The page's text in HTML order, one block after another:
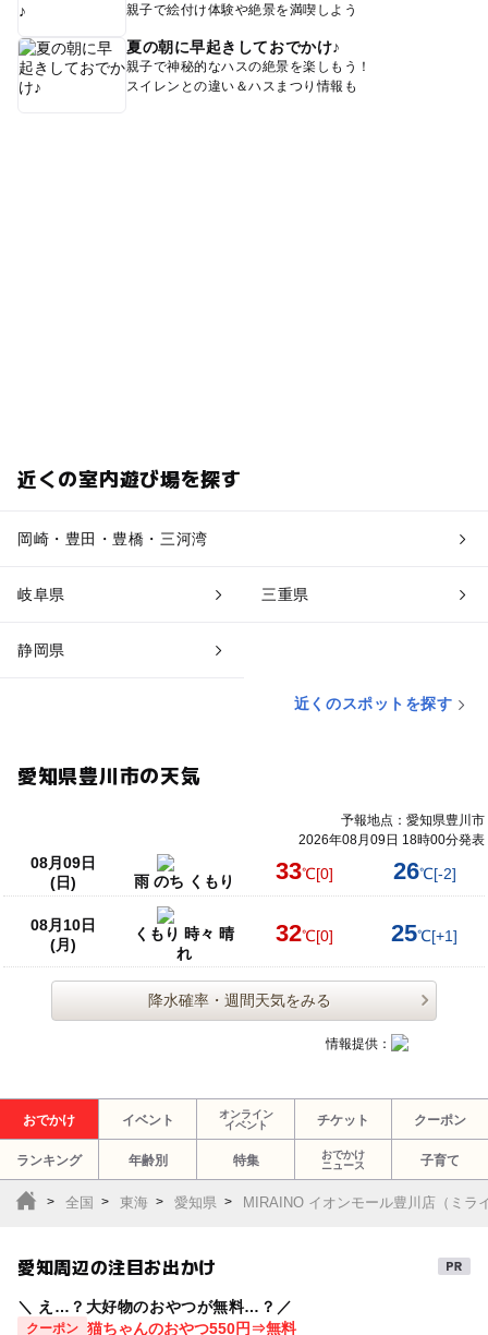
親子で絵付け体験や絶景を満喫しよう
夏の朝に早起きしておでかけ♪
親子で神秘的なハスの絶景を楽しもう！
スイレンとの違い＆ハスまつり情報も
近くの室内遊び場を探す
岡崎・豊田・豊橋・三河湾
岐阜県 三重県
静岡県
近くのスポットを探す
愛知県豊川市の天気
予報地点：愛知県豊川市
2026年08月09日 18時00分発表
08月09日
(日)
雨 のち くもり 33℃[0] 26℃[-2]
08月10日
(月)
くもり 時々 晴
れ
32℃[0] 25℃[+1]
降水確率・週間天気をみる
情報提供：
おでかけ イベント
オンライン
イベント
チケット クーポン
ランキング 年齢別 特集
おでかけ
ニュース
子育て
全国 東海 愛知県 MIRAINO イオンモール豊川店（ミラ
愛知周辺の注目お出かけ
＼ え…？大好物のおやつが無料…？／
クーポン 猫ちゃんのおやつ550円⇒無料